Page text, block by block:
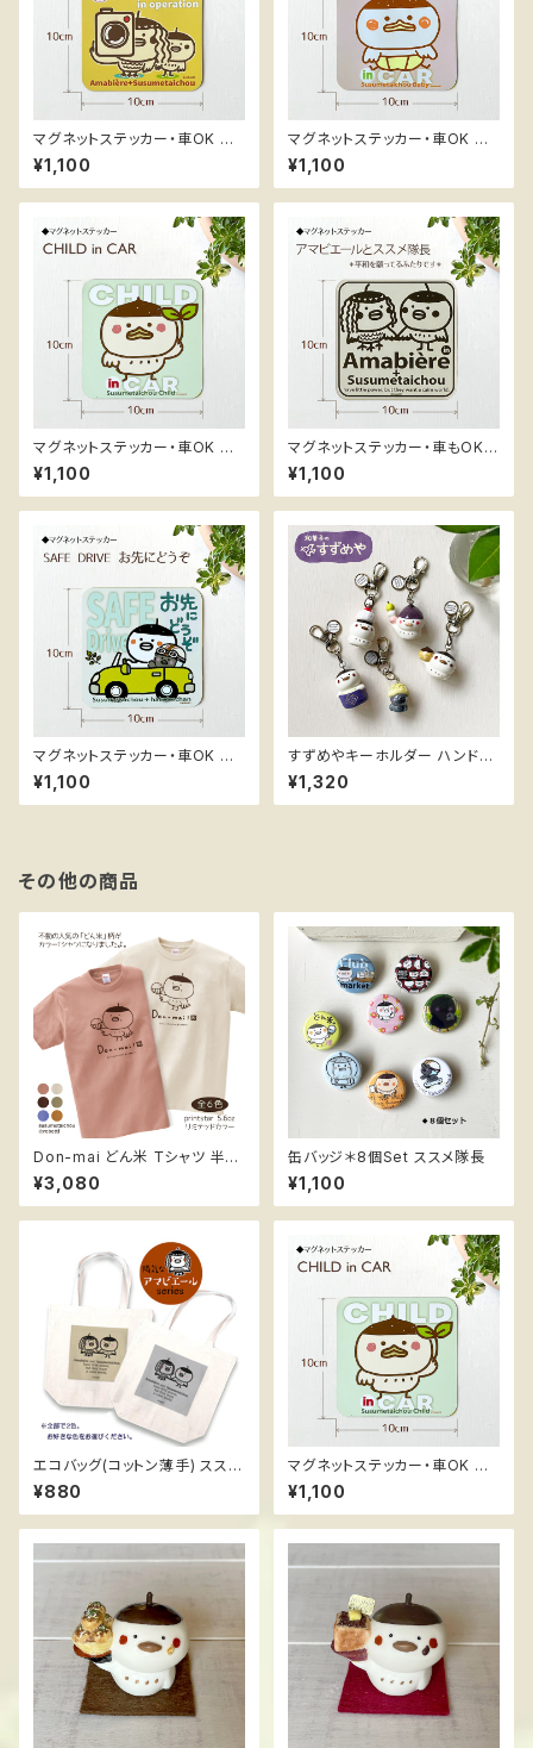
マグネットステッカー・車OK ス
スメ隊長 ＊ドラレコ作動中
¥1,100
マグネットステッカー・車OK ス
スメ隊長 ＊BABY in CAR
¥1,100
マグネットステッカー・車OK ス
スメ隊長 ＊CHILD in CAR
¥1,100
マグネットステッカー・車もOK
ススメ隊長 ＊陽気なアマビエー
ル
¥1,100
マグネットステッカー・車OK ス
スメ隊長 ＊SAFE DREIVE お先
にどうぞ
¥1,100
すずめやキーホルダー ハンドメ
イドフィギュア ススメ隊長
¥1,320
その他の商品
Don-mai どん米 Tシャツ 半袖
ススメ隊長 リミテッドカラー
¥3,080
缶バッジ＊8個Set ススメ隊長
¥1,100
エコバッグ(コットン薄手) ススメ
隊長 ＊陽気なアマビエール
¥880
マグネットステッカー・車OK ス
スメ隊長 ＊CHILD in CAR
¥1,100